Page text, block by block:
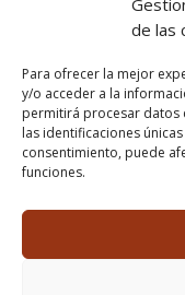
de las
Para ofrecer la mejor
y/o acceder a la
permitirá procesar datos
las identificaciones
consentimiento, puede
funciones.
Arte, Festival Los
[gdlr_button
target=»_self»
Comparte esto: